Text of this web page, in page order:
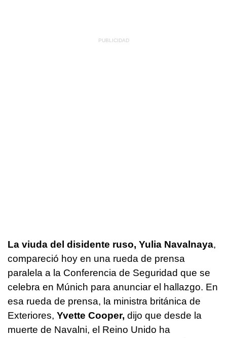
La viuda del disidente ruso, Yulia Navalnaya,
compareció hoy en una rueda de prensa
paralela a la Conferencia de Seguridad que se
celebra en Múnich para anunciar el hallazgo. En
esa rueda de prensa, la ministra británica de
Exteriores, Yvette Cooper, dijo que desde la
muerte de Navalni, el Reino Unido ha